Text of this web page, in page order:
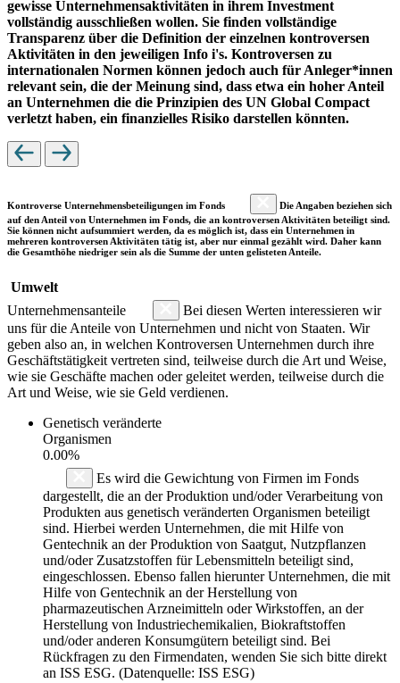
gewisse Unternehmensaktivitäten in ihrem Investment
vollständig ausschließen wollen. Sie finden vollständige
Transparenz über die Definition der einzelnen kontroversen
Aktivitäten in den jeweiligen Info i's. Kontroversen zu
internationalen Normen können jedoch auch für Anleger*innen
relevant sein, die der Meinung sind, dass etwa ein hoher Anteil
an Unternehmen die die Prinzipien des UN Global Compact
verletzt haben, ein finanzielles Risiko darstellen könnten.
Kontroverse Unternehmensbeteiligungen im Fonds
Die Angaben beziehen sich
auf den Anteil von Unternehmen im Fonds, die an kontroversen Aktivitäten beteiligt sind.
Sie können nicht aufsummiert werden, da es möglich ist, dass ein Unternehmen in
mehreren kontroversen Aktivitäten tätig ist, aber nur einmal gezählt wird. Daher kann
die Gesamthöhe niedriger sein als die Summe der unten gelisteten Anteile.
Umwelt
Unternehmensanteile
Bei diesen Werten interessieren wir
uns für die Anteile von Unternehmen und nicht von Staaten. Wir
geben also an, in welchen Kontroversen Unternehmen durch ihre
Geschäftstätigkeit vertreten sind, teilweise durch die Art und Weise,
wie sie Geschäfte machen oder geleitet werden, teilweise durch die
Art und Weise, wie sie Geld verdienen.
Genetisch veränderte
Organismen
0.00%
Es wird die Gewichtung von Firmen im Fonds
dargestellt, die an der Produktion und/oder Verarbeitung von
Produkten aus genetisch veränderten Organismen beteiligt
sind. Hierbei werden Unternehmen, die mit Hilfe von
Gentechnik an der Produktion von Saatgut, Nutzpflanzen
und/oder Zusatzstoffen für Lebensmitteln beteiligt sind,
eingeschlossen. Ebenso fallen hierunter Unternehmen, die mit
Hilfe von Gentechnik an der Herstellung von
pharmazeutischen Arzneimitteln oder Wirkstoffen, an der
Herstellung von Industriechemikalien, Biokraftstoffen
und/oder anderen Konsumgütern beteiligt sind. Bei
Rückfragen zu den Firmendaten, wenden Sie sich bitte direkt
an ISS ESG. (Datenquelle: ISS ESG)